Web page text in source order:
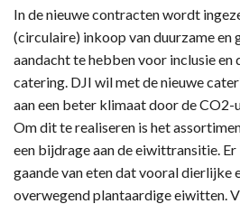
In de nieuwe contracten wordt
(circulaire) inkoop van duurzame en
aandacht te hebben voor inclusie en
catering. DJI wil met de nieuwe
aan een beter klimaat door de
Om dit te realiseren is het
een bijdrage aan de eiwittransitie. Er
gaande van eten dat vooral dierlijke
overwegend plantaardige eiwitten.